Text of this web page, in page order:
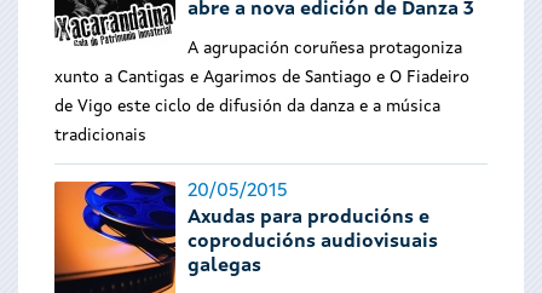
abre a nova edición de Danza 3
A agrupación coruñesa protagoniza
xunto a Cantigas e Agarimos de Santiago e O Fiadeiro
de Vigo este ciclo de difusión da danza e a música
tradicionais
20/05/2015
Axudas para producións e
coproducións audiovisuais
galegas